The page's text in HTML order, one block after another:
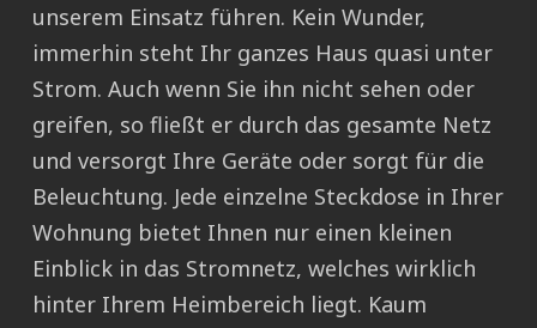
unserem Einsatz führen. Kein Wunder,
immerhin steht Ihr ganzes Haus quasi unter
Strom. Auch wenn Sie ihn nicht sehen oder
greifen, so fließt er durch das gesamte Netz
und versorgt Ihre Geräte oder sorgt für die
Beleuchtung. Jede einzelne Steckdose in Ihrer
Wohnung bietet Ihnen nur einen kleinen
Einblick in das Stromnetz, welches wirklich
hinter Ihrem Heimbereich liegt. Kaum